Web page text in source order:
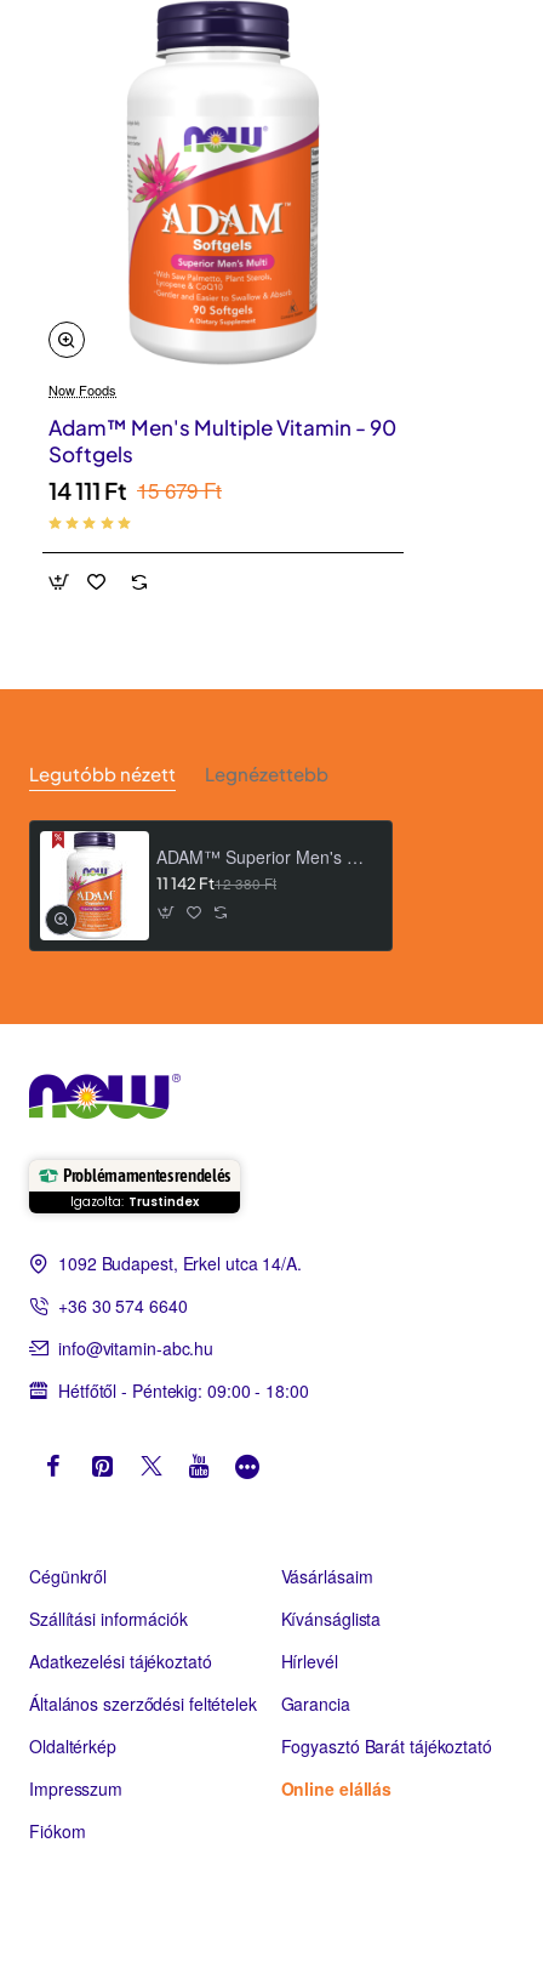
Now Foods
Adam™ Men's Multiple Vitamin - 90
Softgels
14 111 Ft 15 679 Ft
Legutóbb nézett Legnézettebb
ADAM™ Superior Men's Multiple Vitamin - 90 Veg Capsules
11 142 Ft12 380 Ft
Problémamentes rendelés
Igazolta: Trustindex
1092 Budapest, Erkel utca 14/A.
+36 30 574 6640
info@vitamin-abc.hu
Hétfőtől - Péntekig: 09:00 - 18:00
Cégünkről
Szállítási információk
Adatkezelési tájékoztató
Általános szerződési feltételek
Oldaltérkép
Impresszum
Fiókom
Vásárlásaim
Kívánságlista
Hírlevél
Garancia
Fogyasztó Barát tájékoztató
Online elállás